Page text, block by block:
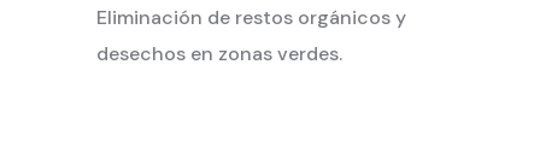
Eliminación de restos orgánicos y
desechos en zonas verdes.